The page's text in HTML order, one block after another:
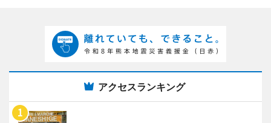
アクセスランキング